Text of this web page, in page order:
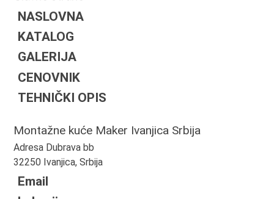
NASLOVNA
KATALOG
GALERIJA
CENOVNIK
TEHNIČKI OPIS
Montažne kuće Maker Ivanjica Srbija
Adresa Dubrava bb
32250 Ivanjica, Srbija
Email